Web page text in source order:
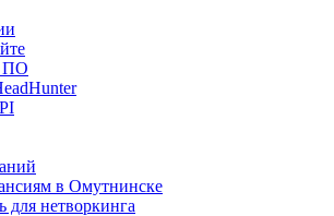
ПО
в Омутнинске
для нетворкинга